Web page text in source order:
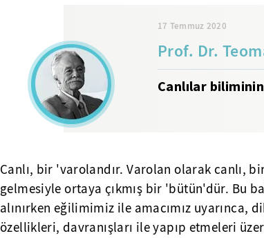
17 Temmuz 2020
Prof. Dr.
Canlılar
Canlı, bir 'varolandır. Varolan olarak canlı,
gelmesiyle ortaya çıkmış bir 'bütün'dür. Bu
alınırken eğilimimiz ile amacımız uyarınca,
özellikleri, davranışları ile yapıp etmeleri